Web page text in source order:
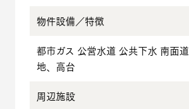
物件設備／特徴
都市ガス 公営水道 公共下水 南面
地、高台
周辺施設